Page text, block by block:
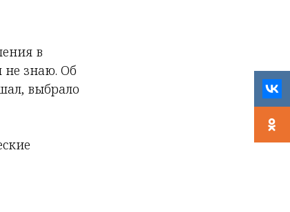
в
не знаю. Об
выбрало